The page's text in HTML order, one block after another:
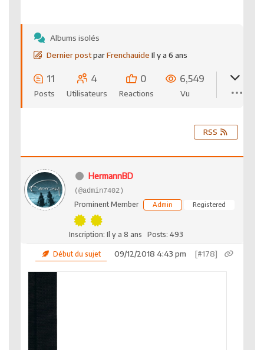
Albums isolés
Dernier postparFrenchauide Il y a 6 ans
11
Posts
4
Utilisateurs
0
Reactions
6,549
Vu
RSS
HermannBD
(@admin7402)
Prominent Member Admin Registered
Inscription: Il y a 8 ans Posts: 493
Début du sujet 09/12/2018 4:43 pm [#178]